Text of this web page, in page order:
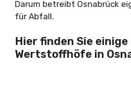
Darum betreibt Osnabrück
für Abfall.
Hier finden Sie einige
Wertstoffhöfe in